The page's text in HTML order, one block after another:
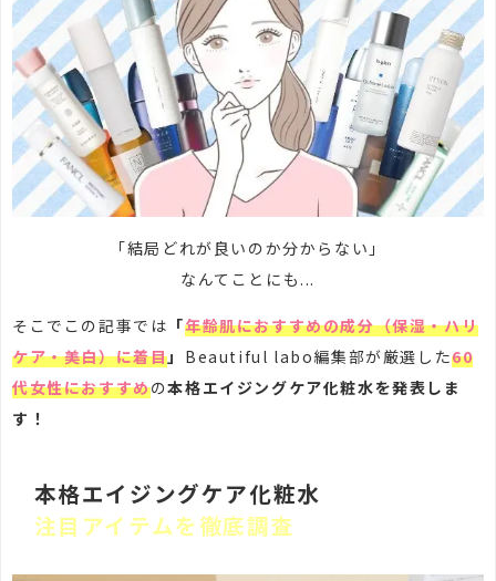
「結局どれが良いのか分からない」
なんてことにも...
そこでこの記事では 「年齢肌におすすめの成分（保湿・ハリ
ケア・美白）に着目」 Beautiful labo編集部が厳選した60
代女性におすすめの本格エイジングケア化粧水を発表しま
す！
本格エイジングケア化粧水
注目アイテムを徹底調査